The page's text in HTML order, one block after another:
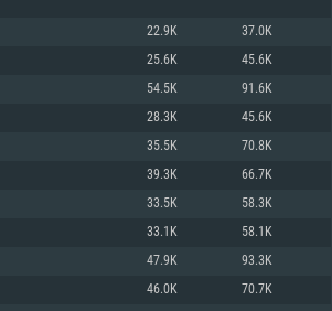
시스템 요구사항
bit)
이상
Core i5 (Intel Xeon 은 지원하지 않습니다)
신 버전
22.9K 37.0K
25.6K 45.6K
54.5K 91.6K
28.3K 45.6K
35.5K 70.8K
39.3K 66.7K
33.5K 58.3K
33.1K 58.1K
47.9K 93.3K
46.0K 70.7K